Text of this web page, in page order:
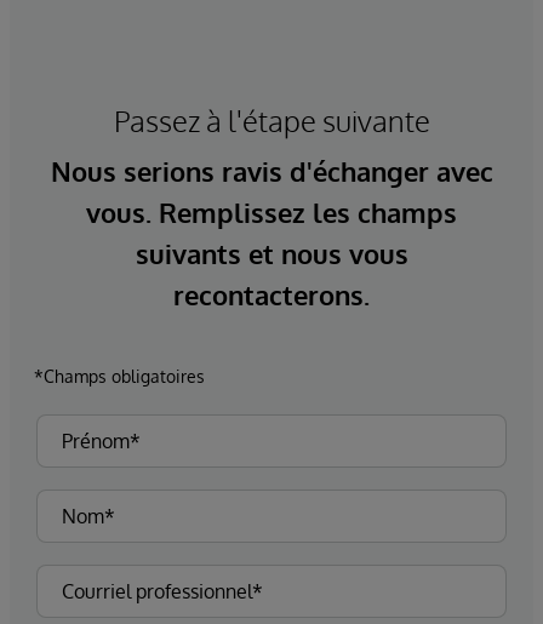
Passez à l'étape suivante
Nous serions ravis d'échanger avec
vous. Remplissez les champs
suivants et nous vous
recontacterons.
*Champs obligatoires